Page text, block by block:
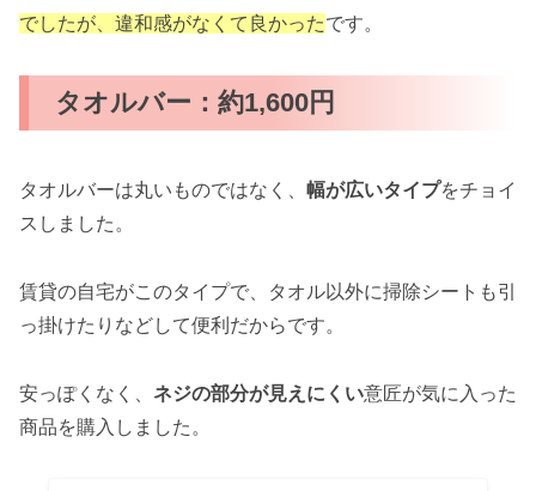
でしたが、違和感がなくて良かったです。
タオルバー：約1,600円
タオルバーは丸いものではなく、 幅が広いタイプをチョイ
スしました。
賃貸の自宅がこのタイプで、タオル以外に掃除シートも引
っ掛けたりなどして便利だからです。
安っぽくなく、 ネジの部分が見えにくい意匠が気に入った
商品を購入しました。